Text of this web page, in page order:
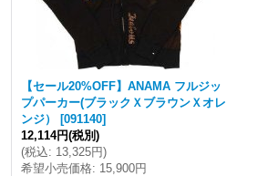
【セール20%OFF】ANAMA フルジッ
プパーカー(ブラックＸブラウンＸオレ
ンジ）
[091140]
12,114円(税別)
(税込: 13,325円)
希望小売価格: 15,900円